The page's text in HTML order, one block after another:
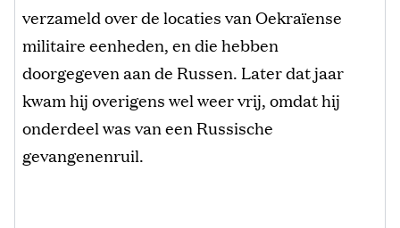
verzameld over de locaties van Oekraïense
militaire eenheden, en die hebben
doorgegeven aan de Russen. Later dat jaar
kwam hij overigens wel weer vrij, omdat hij
onderdeel was van een Russische
gevangenenruil.